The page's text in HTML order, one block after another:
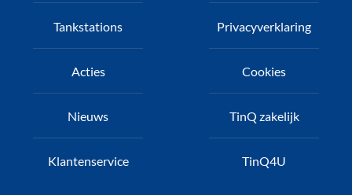
Tankstations
Acties
Nieuws
Klantenservice
Privacyverklaring
Cookies
TinQ zakelijk
TinQ4U